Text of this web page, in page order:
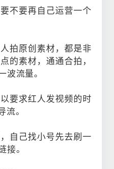
不要再自己运营一个
拍原创素材，都是非
的素材，通通合拍，
波流量。
要求红人发视频的时
流。
自己找小号先去刷一
接。